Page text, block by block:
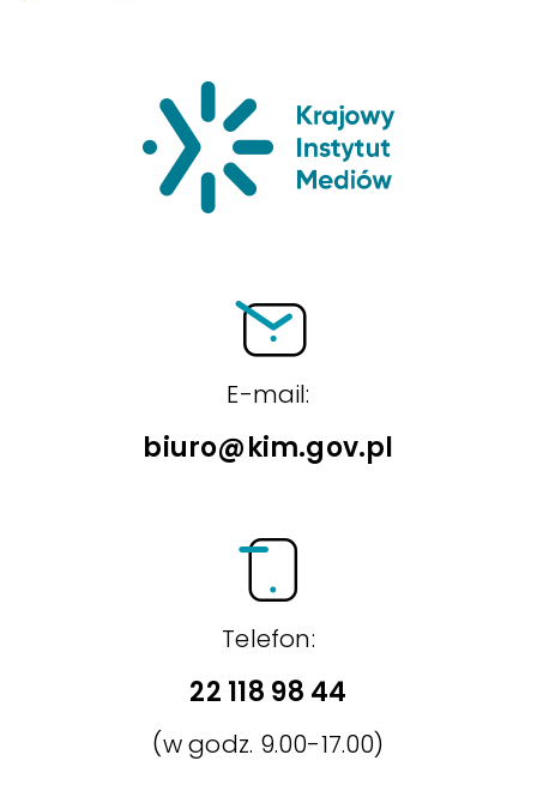
E-mail:
biuro@kim.gov.pl
Telefon:
22 118 98 44
(w godz. 9.00-17.00)